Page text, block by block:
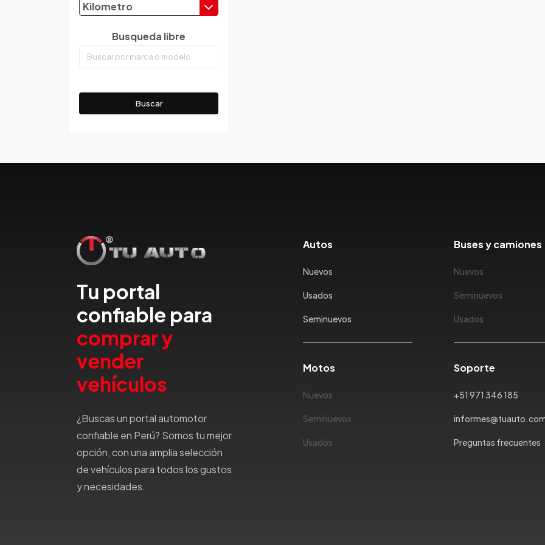
Emgrand
Gac
Haima
Haval
Hillman
Hummer
Hyundai
IncaPower
Isuzu
Jac
Jaguar
Jeep
Jetour
Jinbei
Jmc
Kilometro
Busqueda libre
Buscar
Tu portal
confiable para
comprar y
vender
vehículos
¿Buscas un portal automotor
confiable en Perú? Somos tu mejor
opción, con una amplia selección
de vehículos para todos los gustos
y necesidades.
Autos
Nuevos
Usados
Seminuevos
Buses y camiones
Nuevos
Seminuevos
Usados
Motos
Nuevos
Seminuevos
Usados
Soporte
+51 971 346 185
Preguntas frecuentes